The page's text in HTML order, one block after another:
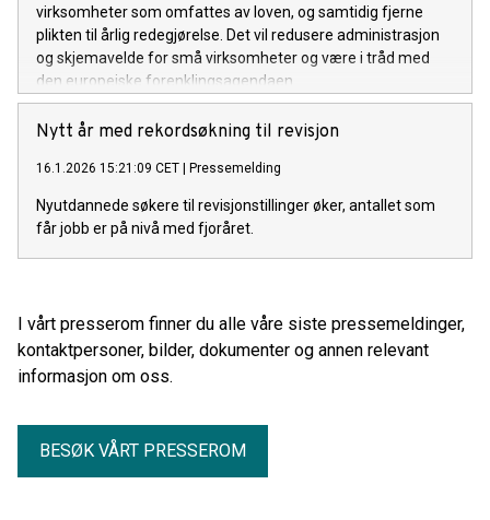
virksomheter som omfattes av loven, og samtidig fjerne
plikten til årlig redegjørelse. Det vil redusere administrasjon
og skjemavelde for små virksomheter og være i tråd med
den europeiske forenklingsagendaen.
Nytt år med rekordsøkning til revisjon
16.1.2026 15:21:09 CET Pressemelding
Nyutdannede søkere til revisjonstillinger øker, antallet som
får jobb er på nivå med fjoråret.
I vårt presserom finner du alle våre siste pressemeldinger,
kontaktpersoner, bilder, dokumenter og annen relevant
informasjon om oss.
BESØK VÅRT PRESSEROM